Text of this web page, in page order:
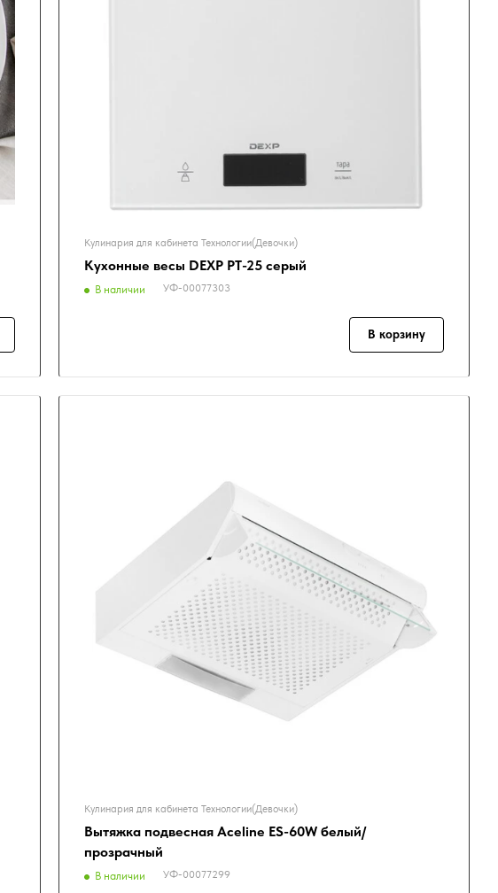
Кулинария для кабинета Технологии(Девочки)
Кухонные весы DEXP PT-25 серый
В наличии УФ-00077303
В корзину
Кулинария для кабинета Технологии(Девочки)
Вытяжка подвесная Aceline ES-60W белый/
прозрачный
В наличии УФ-00077299